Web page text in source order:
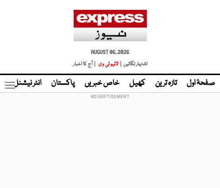
AUGUST 06, 2026
اشتہار لگائیں |
لائیو ٹی وی | آج کا اخبار
صفحۂ اول تازہ ترین کھیل خاص خبریں پاکستان انٹر نیشنل